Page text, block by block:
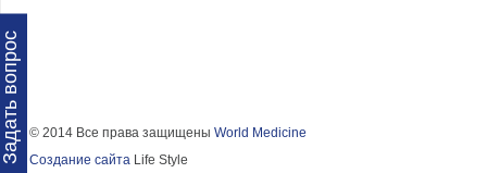
вопрос
ПАРТНЕРЫ
© 2014 Все права защищеныWorld Medicine
Создание сайта Life Style